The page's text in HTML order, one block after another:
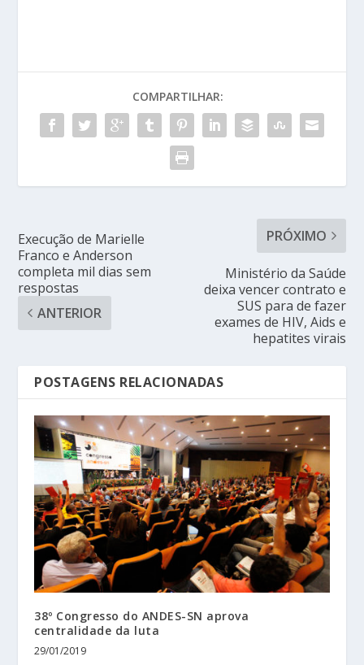
COMPARTILHAR:
Execução de Marielle
Franco e Anderson
completa mil dias sem
respostas
ANTERIOR
PRÓXIMO
Ministério da Saúde
deixa vencer contrato e
SUS para de fazer
exames de HIV, Aids e
hepatites virais
POSTAGENS RELACIONADAS
38º Congresso do ANDES-SN aprova
centralidade da luta
29/01/2019